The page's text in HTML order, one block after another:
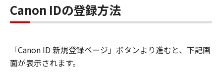
Canon IDの登録方法
「Canon ID 新規登録ページ」ボタンより進むと、下記画
面が表示されます。